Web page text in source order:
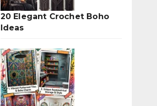
20 Elegant Crochet Boho
Ideas